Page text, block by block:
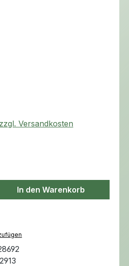
Versandkosten
von 5 von 5 Sternen
Gib den
In den Warenkorb